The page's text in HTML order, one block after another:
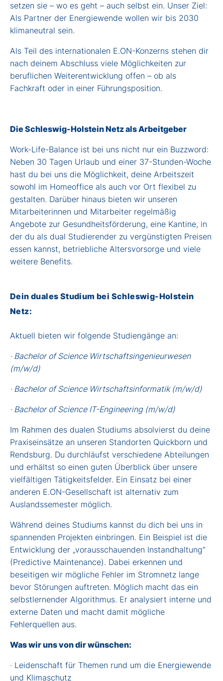
setzen sie – wo es geht – auch selbst ein. Unser Ziel:
Als Partner der Energiewende wollen wir bis 2030
klimaneutral sein.
Als Teil des internationalen E.ON-Konzerns stehen dir
nach deinem Abschluss viele Möglichkeiten zur
beruflichen Weiterentwicklung offen – ob als
Fachkraft oder in einer Führungsposition.
Die Schleswig-Holstein Netz als Arbeitgeber
Work-Life-Balance ist bei uns nicht nur ein Buzzword:
Neben 30 Tagen Urlaub und einer 37-Stunden-Woche
hast du bei uns die Möglichkeit, deine Arbeitszeit
sowohl im Homeoffice als auch vor Ort flexibel zu
gestalten. Darüber hinaus bieten wir unseren
Mitarbeiterinnen und Mitarbeiter regelmäßig
Angebote zur Gesundheitsförderung, eine Kantine, in
der du als dual Studierender zu vergünstigten Preisen
essen kannst, betriebliche Altersvorsorge und viele
weitere Benefits.
Dein duales Studium bei Schleswig-Holstein
Netz:
Aktuell bieten wir folgende Studiengänge an:
· Bachelor of Science Wirtschaftsingenieurwesen
(m/w/d)
· Bachelor of Science Wirtschaftsinformatik (m/w/d)
· Bachelor of Science IT-Engineering (m/w/d)
Im Rahmen des dualen Studiums absolvierst du deine
Praxiseinsätze an unseren Standorten Quickborn und
Rendsburg. Du durchläufst verschiedene Abteilungen
und erhältst so einen guten Überblick über unsere
vielfältigen Tätigkeitsfelder. Ein Einsatz bei einer
anderen E.ON-Gesellschaft ist alternativ zum
Auslandssemester möglich.
Während deines Studiums kannst du dich bei uns in
spannenden Projekten einbringen. Ein Beispiel ist die
Entwicklung der „vorausschauenden Instandhaltung“
(Predictive Maintenance). Dabei erkennen und
beseitigen wir mögliche Fehler im Stromnetz lange
bevor Störungen auftreten. Möglich macht das ein
selbstlernender Algorithmus. Er analysiert interne und
externe Daten und macht damit mögliche
Fehlerquellen aus.
Was wir uns von dir wünschen:
· Leidenschaft für Themen rund um die Energiewende
und Klimaschutz